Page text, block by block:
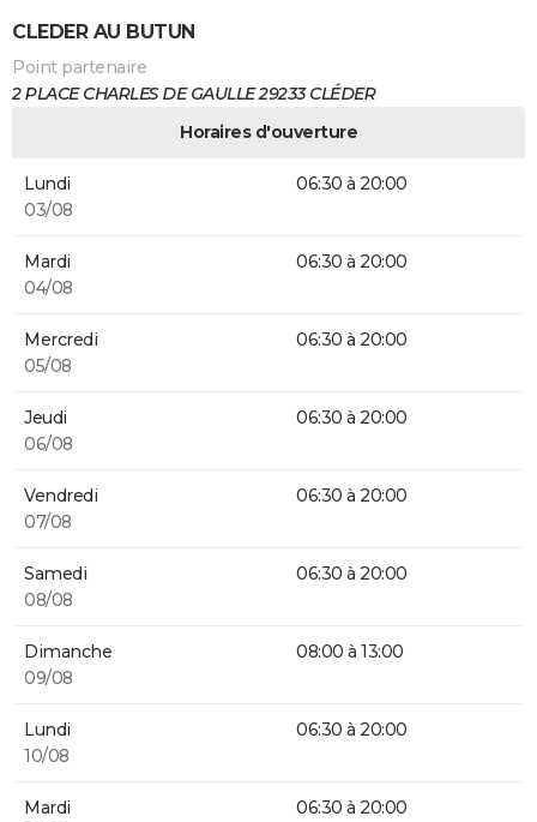
CLEDER AU BUTUN
Point partenaire
2 PLACE CHARLES DE GAULLE 29233 CLÉDER
Horaires d'ouverture
Lundi
03/08
06:30 à 20:00
Mardi
04/08
06:30 à 20:00
Mercredi
05/08
06:30 à 20:00
Jeudi
06/08
06:30 à 20:00
Vendredi
07/08
06:30 à 20:00
Samedi
08/08
06:30 à 20:00
Dimanche
09/08
08:00 à 13:00
Lundi
10/08
06:30 à 20:00
Mardi
06:30 à 20:00